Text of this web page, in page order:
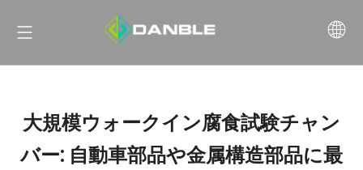
大規模ウォークイン腐食試験チャン
バー:​​ 自動車部品や金属構造部品に最